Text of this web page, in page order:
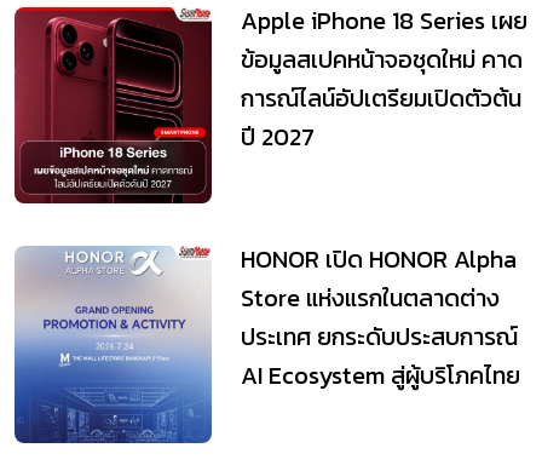
Apple iPhone 18 Series เผย
ข้อมูลสเปคหน้าจอชุดใหม่ คาด
การณ์ไลน์อัปเตรียมเปิดตัวต้น
ปี 2027
HONOR เปิด HONOR Alpha
Store แห่งแรกในตลาดต่าง
ประเทศ ยกระดับประสบการณ์
AI Ecosystem สู่ผู้บริโภคไทย